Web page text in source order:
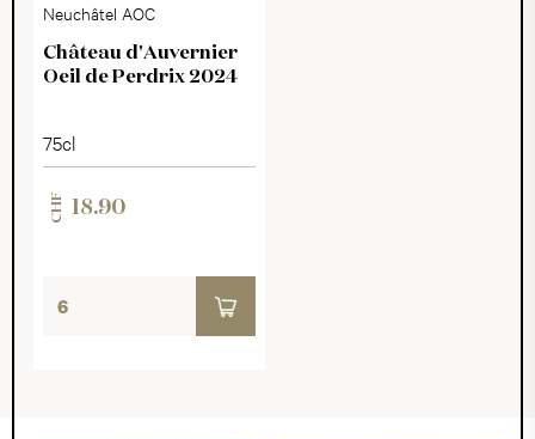
Neuchâtel AOC
Château d'Auvernier
Oeil de Perdrix 2024
75cl
CHF 18.90